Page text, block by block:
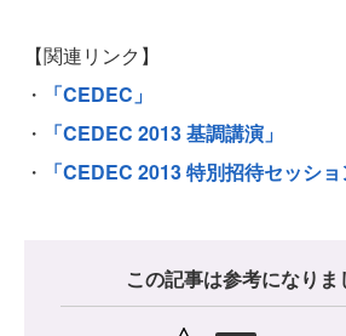
【関連リンク】
・
「CEDEC」
・
「CEDEC 2013 基調講演」
・
「CEDEC 2013 特別招待セッショ
この記事は参考になりま